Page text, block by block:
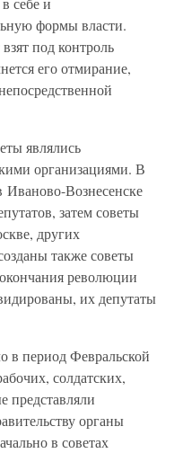
формы власти.
под контроль
его отмирание,
являлись
организациями. В
Иваново-Вознесенске
затем советы
других
также советы
революции
их депутаты
в период Февральской
солдатских,
представляли
органы
в советах